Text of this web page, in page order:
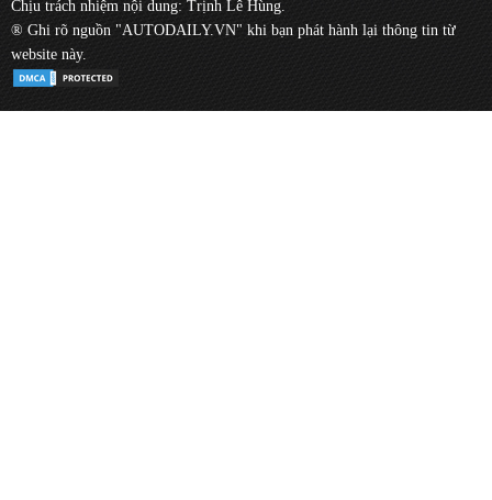
Chịu trách nhiệm nội dung: Trịnh Lê Hùng.
® Ghi rõ nguồn "AUTODAILY.VN" khi bạn phát hành lại thông tin từ
website này.